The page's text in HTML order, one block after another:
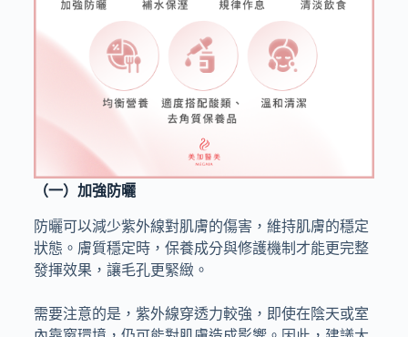
（一）加強防曬
防曬可以減少紫外線對肌膚的傷害，維持肌膚的穩定
狀態。膚質穩定時，保養成分與修護機制才能更完整
發揮效果，讓毛孔更緊緻。
需要注意的是，紫外線穿透力較強，即使在陰天或室